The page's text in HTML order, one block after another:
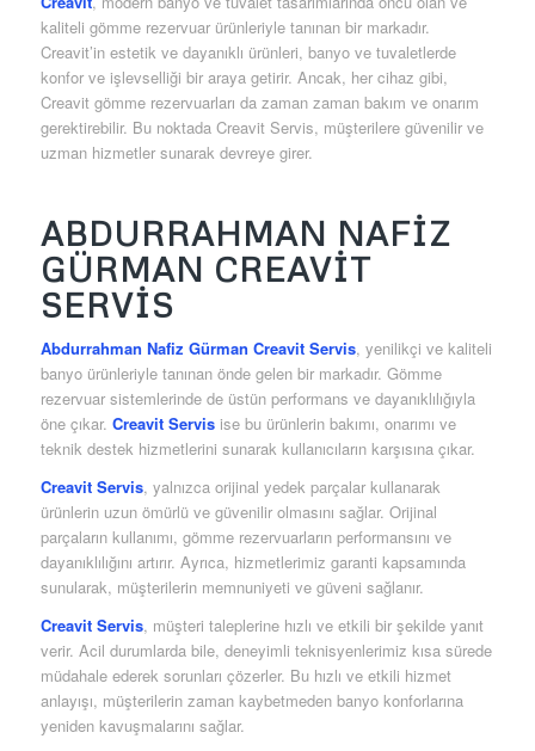
kaliteli gömme rezervuar ürünleriyle tanınan bir markadır.
Creavit’in estetik ve dayanıklı ürünleri, banyo ve tuvaletlerde
konfor ve işlevselliği bir araya getirir. Ancak, her cihaz gibi,
Creavit gömme rezervuarları da zaman zaman bakım ve onarım
gerektirebilir. Bu noktada Creavit Servis, müşterilere güvenilir ve
uzman hizmetler sunarak devreye girer.
ABDURRAHMAN NAFIZ
GÜRMAN CREAVIT
SERVIS
Abdurrahman Nafiz Gürman Creavit Servis, yenilikçi ve kaliteli
banyo ürünleriyle tanınan önde gelen bir markadır. Gömme
rezervuar sistemlerinde de üstün performans ve dayanıklılığıyla
öne çıkar. Creavit Servisise bu ürünlerin bakımı, onarımı ve
teknik destek hizmetlerini sunarak kullanıcıların karşısına çıkar.
Creavit Servis, yalnızca orijinal yedek parçalar kullanarak
ürünlerin uzun ömürlü ve güvenilir olmasını sağlar. Orijinal
parçaların kullanımı, gömme rezervuarların performansını ve
dayanıklılığını artırır. Ayrıca, hizmetlerimiz garanti kapsamında
sunularak, müşterilerin memnuniyeti ve güveni sağlanır.
Creavit Servis, müşteri taleplerine hızlı ve etkili bir şekilde yanıt
verir. Acil durumlarda bile, deneyimli teknisyenlerimiz kısa sürede
müdahale ederek sorunları çözerler. Bu hızlı ve etkili hizmet
anlayışı, müşterilerin zaman kaybetmeden banyo konforlarına
yeniden kavuşmalarını sağlar.